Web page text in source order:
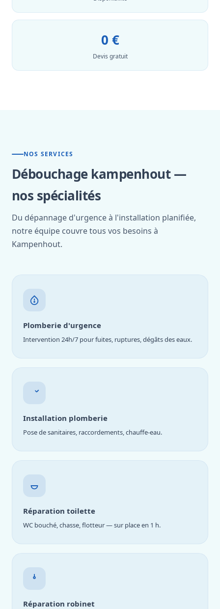
0 €
Devis gratuit
NOS SERVICES
Débouchage kampenhout —
nos spécialités
Du dépannage d'urgence à l'installation planifiée,
notre équipe couvre tous vos besoins à
Kampenhout.
Plomberie d'urgence
Intervention 24h/7 pour fuites, ruptures, dégâts des eaux.
Installation plomberie
Pose de sanitaires, raccordements, chauffe-eau.
Réparation toilette
WC bouché, chasse, flotteur — sur place en 1 h.
Réparation robinet